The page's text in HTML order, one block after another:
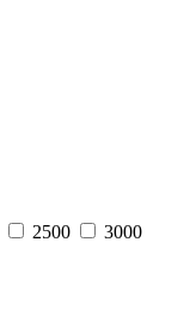
2500
3000